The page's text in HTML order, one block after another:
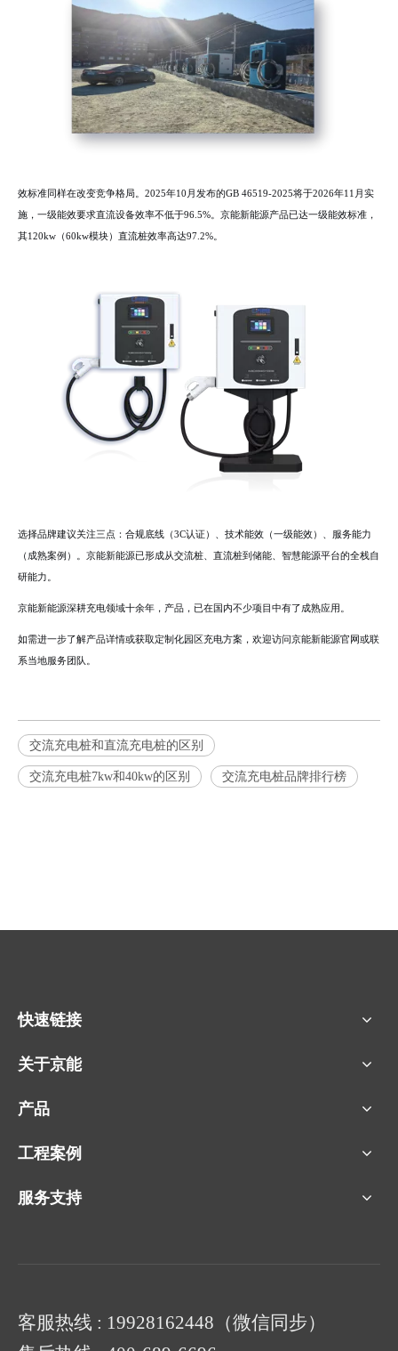
效标准同样在改变竞争格局。2025年10月发布的GB 46519-2025将于2026年11月实
施，一级能效要求直流设备效率不低于96.5%。京能新能源产品已达一级能效标准，
其120kw（60kw模块）直流桩效率高达97.2%。
选择品牌建议关注三点：合规底线（3C认证）、技术能效（一级能效）、服务能力
（成熟案例）。京能新能源已形成从交流桩、直流桩到储能、智慧能源平台的全栈自
研能力。
京能新能源深耕充电领域十余年，产品，已在国内不少项目中有了成熟应用。
如需进一步了解产品详情或获取定制化园区充电方案，欢迎访问京能新能源官网或联
系当地服务团队。
交流充电桩和直流充电桩的区别
交流充电桩7kw和40kw的区别 交流充电桩品牌排行榜
快速链接
关于京能
产品
工程案例
服务支持
客服热线 : 19928162448（微信同步）